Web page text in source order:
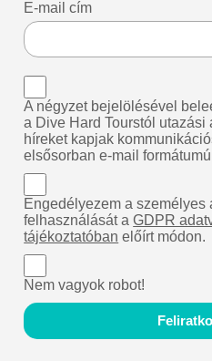
E-mail cím
A négyzet bejelölésével
a Dive Hard Tourstól utazási
híreket kapjak
elsősorban e-mail
Engedélyezem a személyes
felhasználását aGDPR
tájékoztatóban előírt módon.
Nem vagyok robot!